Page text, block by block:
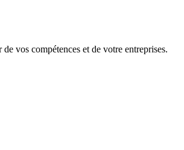
vos compétences et de votre entreprises.